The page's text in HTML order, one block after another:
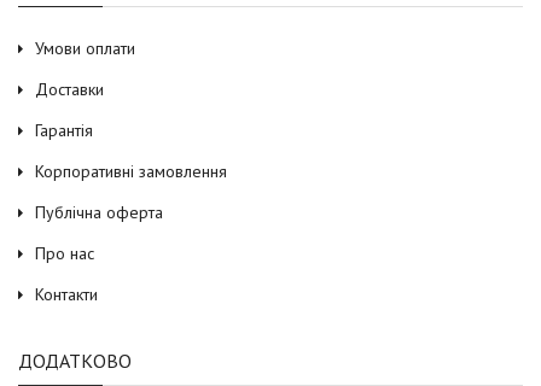
Умови оплати
Доставки
Гарантія
Корпоративні замовлення
Публічна оферта
Про нас
Контакти
ДОДАТКОВО